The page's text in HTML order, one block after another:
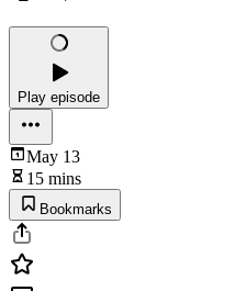
Play episode
May 13
15 mins
Bookmarks